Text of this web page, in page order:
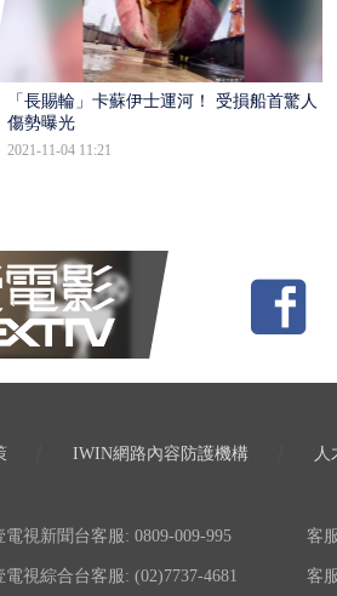
「長賜輪」卡蘇伊士運河！ 受損船首驚人
傷勢曝光
2021-11-04 11:21
IWIN網路內容防護機構 人
電視新聞台客服: 0809-009-995 客
電視綜合台客服: (02)7737-4681 客